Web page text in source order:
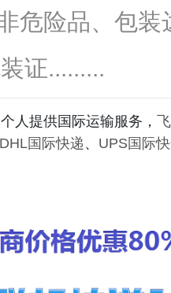
危险品、包
证.........
人提供国际运输服务，
DHL国际快递 、 UPS国际